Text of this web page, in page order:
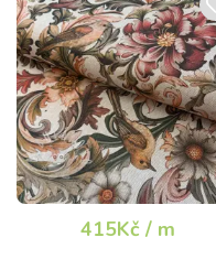
415Kč / m